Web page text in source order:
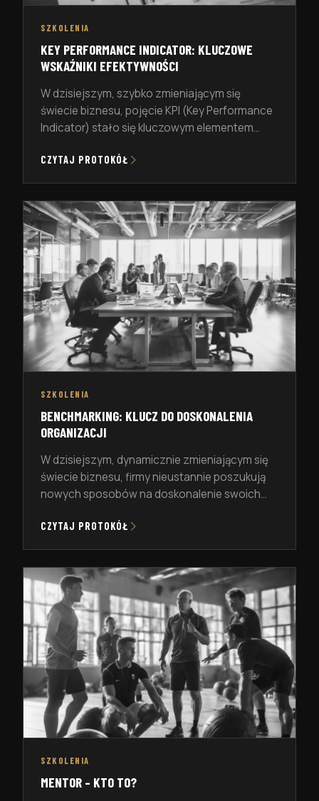
SZKOLENIA
KEY PERFORMANCE INDICATOR: KLUCZOWE
WSKAŹNIKI EFEKTYWNOŚCI
W dzisiejszym, szybko zmieniającym się
świecie biznesu, pojęcie KPI (Key Performance
Indicator) stało się kluczowym elementem
to właściwie oznacza? I dlaczego jest tak
pomagają firmom ocenić, jak skutecznie
realizują swoje cele strategiczne i operacyjne.
Można je porównać […]
CZYTAJ PROTOKÓŁ
SZKOLENIA
BENCHMARKING: KLUCZ DO DOSKONALENIA
ORGANIZACJI
W dzisiejszym, dynamicznie zmieniającym się
świecie biznesu, firmy nieustannie poszukują
nowych sposobów na doskonalenie swoich
konkurencją. Jednym z najskuteczniejszych
organizacjom systematyczne porównywanie
swoich działań z najlepszymi praktykami w
branży, co prowadzi do ciągłego rozwoju.
Benchmarking nie jest jednorazowym
działaniem. To […]
CZYTAJ PROTOKÓŁ
SZKOLENIA
MENTOR – KTO TO?